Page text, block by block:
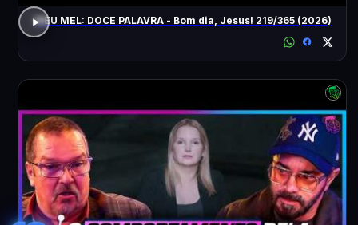
MEU MEL: DOCE PALAVRA - Bom dia, Jesus! 219/365 (2026)